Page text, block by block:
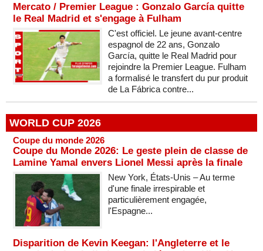
Mercato / Premier League : Gonzalo García quitte
le Real Madrid et s'engage à Fulham
C'est officiel. Le jeune avant-centre
espagnol de 22 ans, Gonzalo
García, quitte le Real Madrid pour
rejoindre la Premier League. Fulham
a formalisé le transfert du pur produit
de La Fábrica contre...
WORLD CUP 2026
Coupe du monde 2026
Coupe du Monde 2026: Le geste plein de classe de
Lamine Yamal envers Lionel Messi après la finale
New York, États-Unis – Au terme
d'une finale irrespirable et
particulièrement engagée,
l'Espagne...
Disparition de Kevin Keegan: l'Angleterre et le